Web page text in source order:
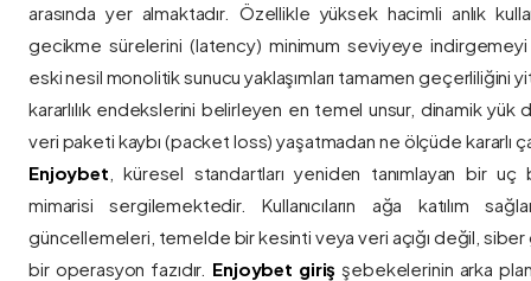
arasında yer almaktadır. Özellikle yüksek hacimli anlık
gecikme sürelerini (latency) minimum seviyeye
eski nesil monolitik sunucu yaklaşımları tamamen geçerliliğini
kararlılık endekslerini belirleyen en temel unsur, dinamik yük
veri paketi kaybı (packet loss) yaşatmadan ne ölçüde kararlı
Enjoybet , küresel standartları yeniden tanımlayan bir
mimarisi sergilemektedir. Kullanıcıların ağa katılım
güncellemeleri, temelde bir kesinti veya veri açığı değil, siber
bir operasyon fazıdır. Enjoybet giriş şebekelerinin arka